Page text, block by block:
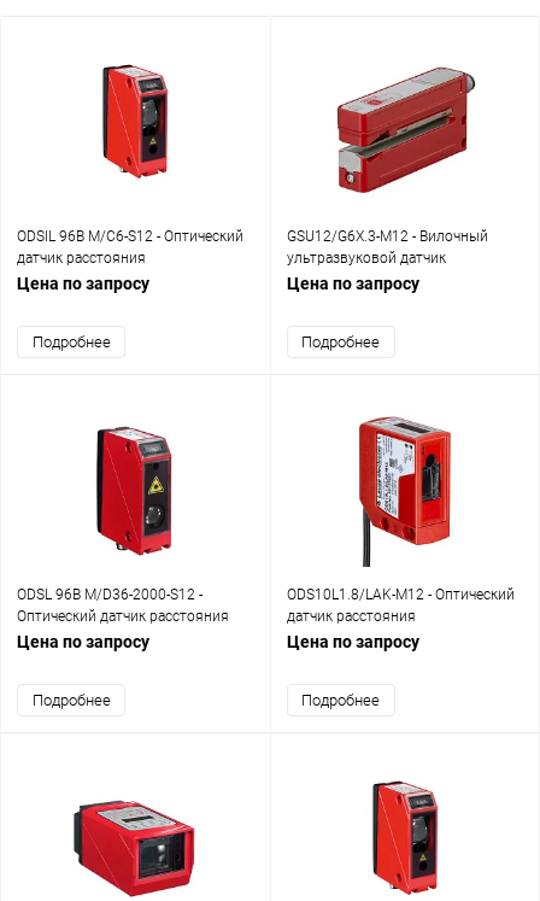
ODSIL 96B M/C6-S12 - Оптический
датчик расстояния
Цена по запросу
Подробнее
GSU12/G6X.3-M12 - Вилочный
ультразвуковой датчик
Цена по запросу
Подробнее
ODSL 96B M/D36-2000-S12 -
Оптический датчик расстояния
Цена по запросу
Подробнее
ODS10L1.8/LAK-M12 - Оптический
датчик расстояния
Цена по запросу
Подробнее